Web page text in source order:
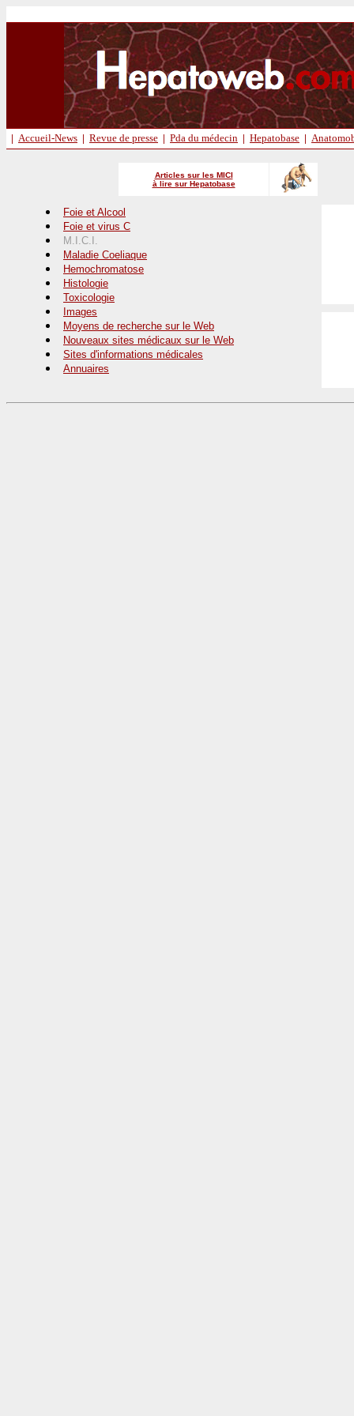
| Accueil-News | Revue de presse | Pda du médecin | Hepatobase |
Articles sur les MICI
à lire sur Hepatobase
Foie et Alcool
Foie et virus C
M.I.C.I.
Maladie Coeliaque
Hemochromatose
Histologie
Toxicologie
Images
Moyens de recherche sur le Web
Nouveaux sites médicaux sur le Web
Sites d'informations médicales
Annuaires